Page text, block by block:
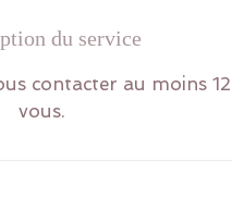
du service
contacter au moins
vous.